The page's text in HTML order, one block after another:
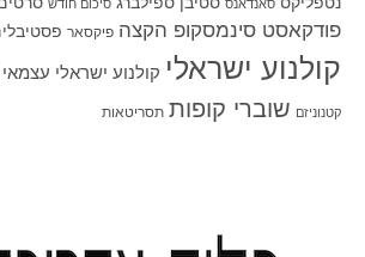
סאנדאנס סיכום חודש
פודקאסט סינמסקופ הקצה פיקסאר
קולנוע ישראלי קולנוע ישראלי עצמאי
קטנוניזם שוברי קופות תסריטאות